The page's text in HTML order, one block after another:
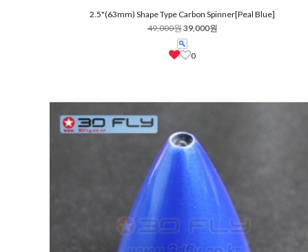
2.5"(63mm) Shape Type Carbon Spinner[Peal Blue]
49,000원39,000원
0